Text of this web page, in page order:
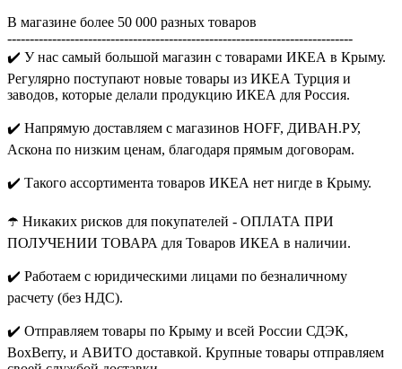
В магазине более 50 000 разных товаров
-----------------------------------------------------------------------------
✔️ У нас самый большой магазин с товарами ИКЕА в Крыму.
Регулярно поступают новые товары из ИКЕА Турция и
заводов, которые делали продукцию ИКЕА для Россия.
✔️ Напрямую доставляем с магазинов HOFF, ДИВАН.РУ,
Аскона по низким ценам, благодаря прямым договорам.
✔️ Такого ассортимента товаров ИКЕА нет нигде в Крыму.
☂️ Никаких рисков для покупателей - ОПЛАТА ПРИ
ПОЛУЧЕНИИ ТОВАРА для Товаров ИКЕА в наличии.
✔️ Работаем с юридическими лицами по безналичному
расчету (без НДС).
✔️ Отправляем товары по Крыму и всей России СДЭК,
BoxBerry, и АВИТО доставкой. Крупные товары отправляем